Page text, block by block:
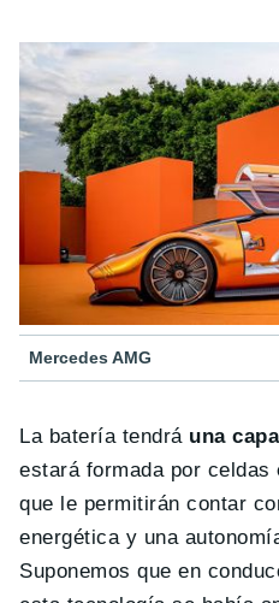
Mercedes AMG
La batería tendrá una
estará formada por celdas
que le permitirán contar
energética y una
Suponemos que en